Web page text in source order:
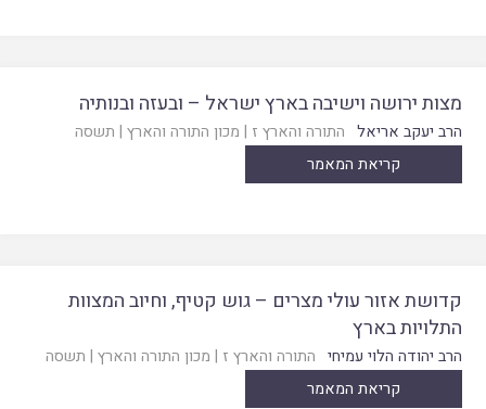
מצות ירושה וישיבה בארץ ישראל – ובעזה ובנותיה
הרב יעקב אריאל התורה והארץ ז | מכון התורה והארץ | תשסה
קריאת המאמר
קדושת אזור עולי מצרים – גוש קטיף, וחיוב המצוות
התלויות בארץ
הרב יהודה הלוי עמיחי התורה והארץ ז | מכון התורה והארץ | תשסה
קריאת המאמר